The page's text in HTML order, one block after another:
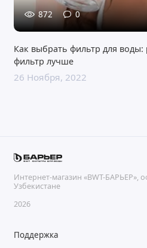
872 0
Как выбрать фильтр для воды:
фильтр лучше
26 Ноября, 2022
Интернет-магазин «BWT-БАРЬЕР»,
Узбекистане
2026
Поддержка